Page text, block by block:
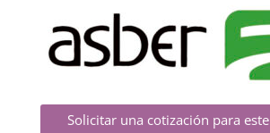
Solicitar una cotización para este